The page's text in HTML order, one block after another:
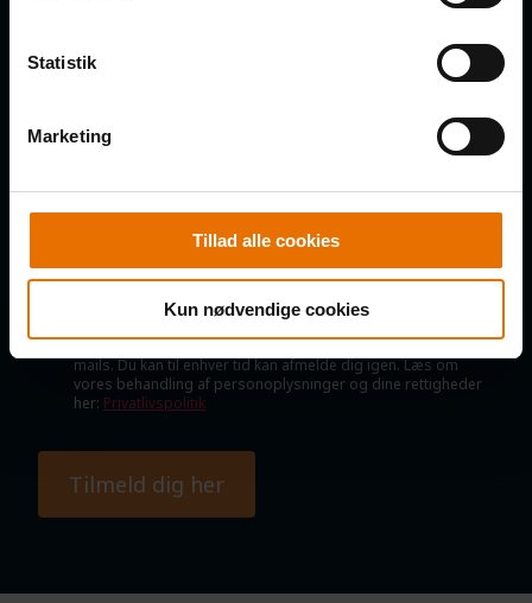
Statistik
Marketing
Tillad alle cookies
Kun nødvendige cookies
SMS og telefoniske opkald med nyheder, tilbud, information
mv., samt indsamling af oplysninger om interaktion med e-
mails. Du kan til enhver tid kan afmelde dig igen. Læs om
vores behandling af personoplysninger og dine rettigheder
her: Privatlivspolitik
Tilmeld dig her